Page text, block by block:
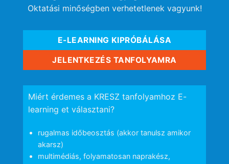
Oktatási minőségben verhetetlenek vagyunk!
E-LEARNING KIPRÓBÁLÁSA
JELENTKEZÉS TANFOLYAMRA
Miért érdemes a KRESZ tanfolyamhoz E-
learning et választani?
rugalmas időbeosztás (akkor tanulsz amikor
akarsz)
multimédiás, folyamatosan naprakész,